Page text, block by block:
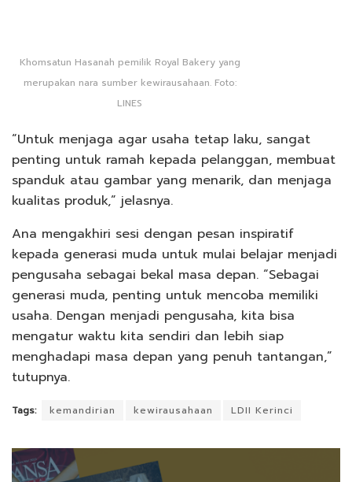
Khomsatun Hasanah pemilik Royal Bakery yang
merupakan nara sumber kewirausahaan. Foto:
LINES
“Untuk menjaga agar usaha tetap laku, sangat
penting untuk ramah kepada pelanggan, membuat
spanduk atau gambar yang menarik, dan menjaga
kualitas produk,” jelasnya.
Ana mengakhiri sesi dengan pesan inspiratif
kepada generasi muda untuk mulai belajar menjadi
pengusaha sebagai bekal masa depan. “Sebagai
generasi muda, penting untuk mencoba memiliki
usaha. Dengan menjadi pengusaha, kita bisa
mengatur waktu kita sendiri dan lebih siap
menghadapi masa depan yang penuh tantangan,”
tutupnya.
Tags: kemandirian kewirausahaan LDII Kerinci